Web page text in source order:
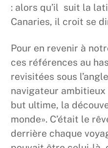
: alors qu’il suit la
Canaries, il croit se
Pour en revenir à
ces références au
revisitées sous
navigateur ambitieux
but ultime, la
monde». C’était le
derrière chaque